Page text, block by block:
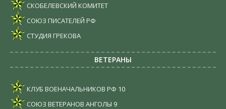
СКОБЕЛЕВСКИЙ КОМИТЕТ
СОЮЗ ПИСАТЕЛЕЙ РФ
СТУДИЯ ГРЕКОВА
ВЕТЕРАНЫ
КЛУБ ВОЕНАЧАЛЬНИКОВ РФ 10
СОЮЗ ВЕТЕРАНОВ АНГОЛЫ 9